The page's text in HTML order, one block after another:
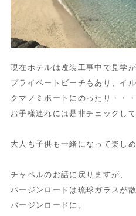
現在ホテルは改装工事中で見学
プライベートビーチもあり、イ
クマノミボートにのったり・・
お子様連れには是非チェックし
大人も子供も一緒になって楽し
チャペルのお話に戻りますが、
バージンロードは琉球ガラスが
バージンロードに。